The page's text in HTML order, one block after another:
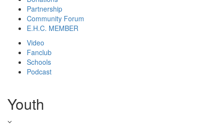
Partnership
Community Forum
E.H.C. MEMBER
Video
Fanclub
Schools
Podcast
Youth